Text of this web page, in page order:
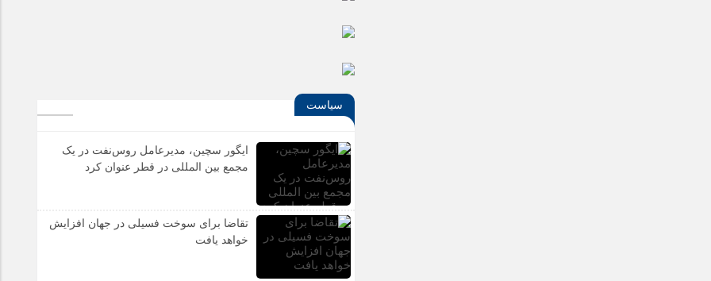
سیاست
ایگور سچین، مدیرعامل روس‌نفت در یک
مجمع بین المللی در قطر عنوان کرد
تقاضا برای سوخت فسیلی در جهان افزایش
خواهد یافت